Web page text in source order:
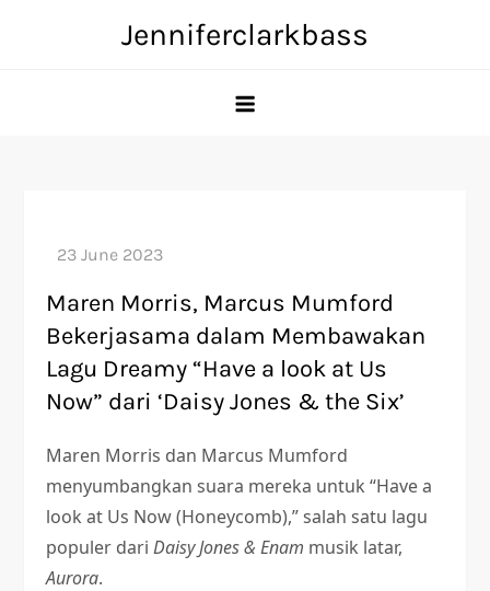
Jenniferclarkbass
Maren Morris, Marcus Mumford
Bekerjasama dalam Membawakan
Lagu Dreamy “Have a look at Us
Now” dari ‘Daisy Jones & the Six’
Maren Morris dan Marcus Mumford
menyumbangkan suara mereka untuk “Have a
look at Us Now (Honeycomb),” salah satu lagu
populer dariDaisy Jones & Enam musik latar,
Aurora.